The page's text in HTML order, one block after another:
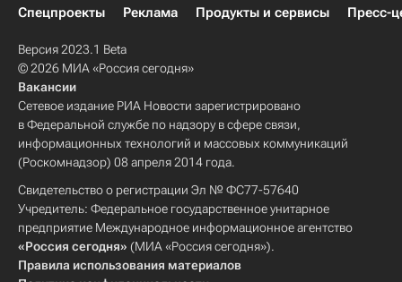
Спецпроекты
Реклама Продукты и сервисы Пресс-
Версия 2023.1 Beta
© 2026 МИА «Россия сегодня»
Вакансии
Сетевое издание РИА Новости зарегистрировано
в Федеральной службе по надзору в сфере связи,
информационных технологий и массовых коммуникаций
(Роскомнадзор) 08 апреля 2014 года.
Свидетельство о регистрации Эл № ФС77-57640
Учредитель: Федеральное государственное унитарное
предприятие Международное информационное агентство
«Россия сегодня» (МИА «Россия сегодня»).
Правила использования материалов